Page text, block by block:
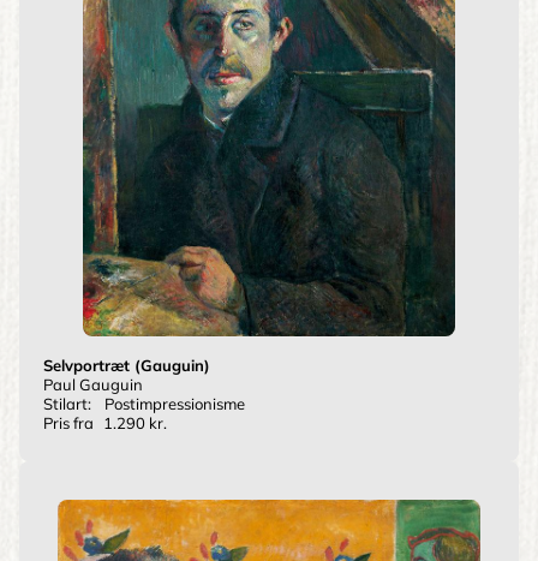
Selvportræt (Gauguin)
Paul Gauguin
Stilart:
Postimpressionisme
Pris fra
1.290 kr.